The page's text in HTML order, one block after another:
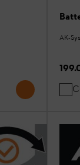
AK-